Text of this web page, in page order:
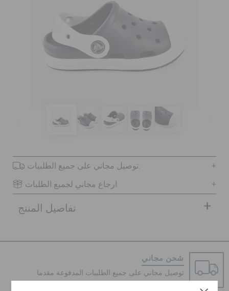
جيبيتز تشارمز
كروكس لمكان العمل
قائمة الامنيات
تحديد موقع المتجر
حالة الطلبية
توصيل مجاني على جميع الطلبيات.
ارجاع مجاني لجميع الطلبات
تفاصيل المنتج
شحن مجاني
توصيل مجاني على جميع الطلبيات المدفوعة مقدما